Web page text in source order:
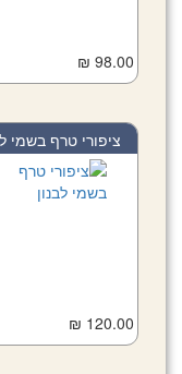
98.00 ₪
ציפורי טרף בשמי
120.00 ₪